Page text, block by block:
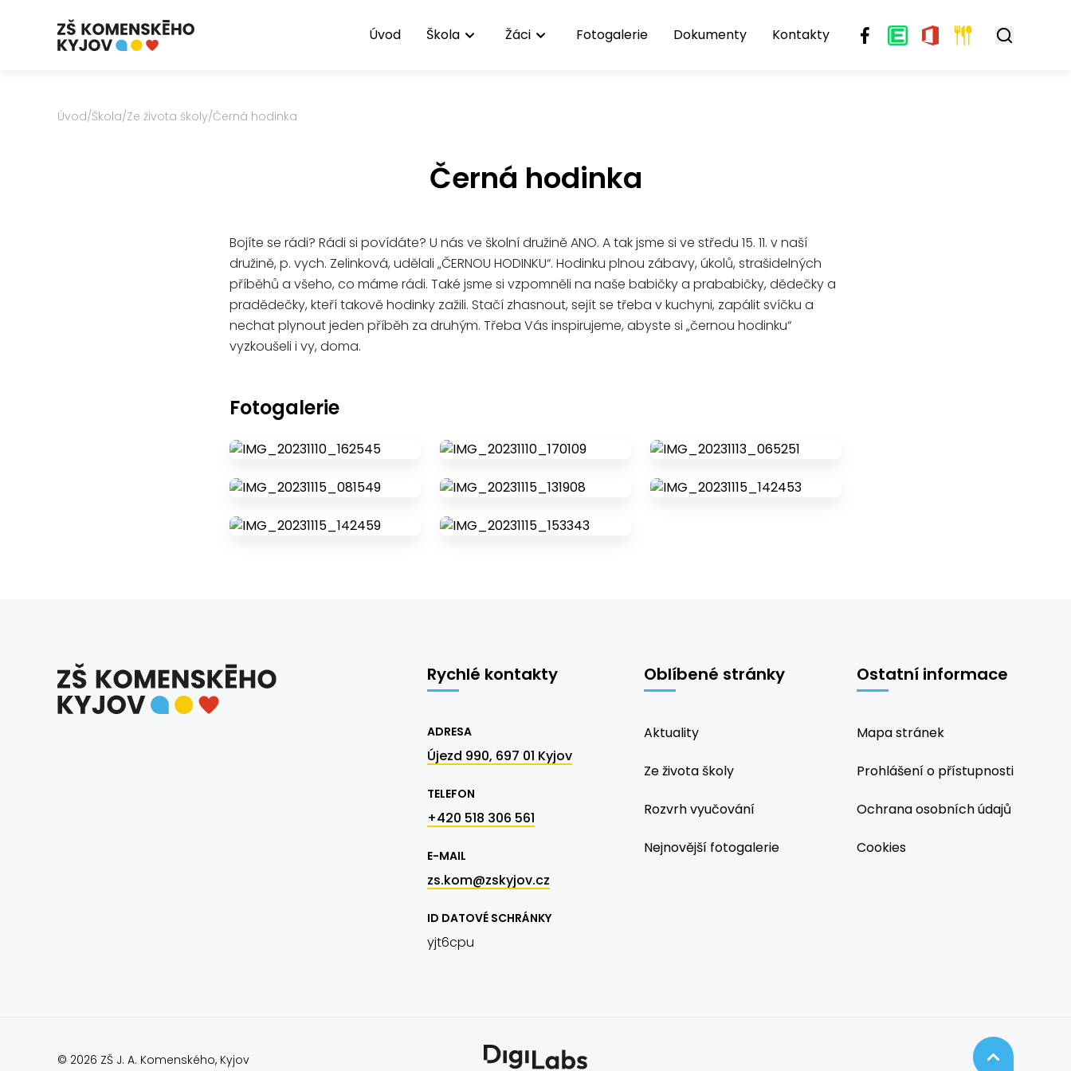
Úvod Škola Žáci Fotogalerie Dokumenty Kontakty
Úvod/Škola/Ze života školy/Černá hodinka
Černá hodinka
Bojíte se rádi? Rádi si povídáte? U nás ve školní družině ANO. A tak jsme si ve středu 15. 11. v naší
družině, p. vych. Zelinková, udělali „ČERNOU HODINKU“. Hodinku plnou zábavy, úkolů, strašidelných
příběhů a všeho, co máme rádi. Také jsme si vzpomněli na naše babičky a prababičky, dědečky a
pradědečky, kteří takově hodinky zažili. Stačí zhasnout, sejít se třeba v kuchyni, zapálit svíčku a
nechat plynout jeden příběh za druhým. Třeba Vás inspirujeme, abyste si „černou hodinku“
vyzkoušeli i vy, doma.
Fotogalerie
Rychlé kontakty
ADRESA
Újezd 990, 697 01 Kyjov
TELEFON
+420 518 306 561
E-MAIL
zs.kom@zskyjov.cz
ID DATOVÉ SCHRÁNKY
yjt6cpu
Oblíbené stránky
Aktuality
Ze života školy
Rozvrh vyučování
Nejnovější fotogalerie
Ostatní informace
Mapa stránek
Prohlášení o přístupnosti
Ochrana osobních údajů
Cookies
© 2026 ZŠ J. A. Komenského, Kyjov